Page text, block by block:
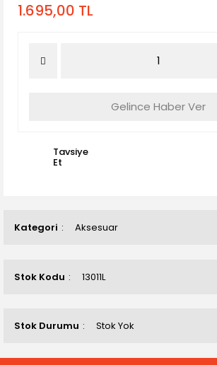
Kategori Aksesuar
Stok Kodu 13011L
Stok Durumu Stok Yok
1.695,00 TL
Gelince Haber Ver
Tavsiye
Et